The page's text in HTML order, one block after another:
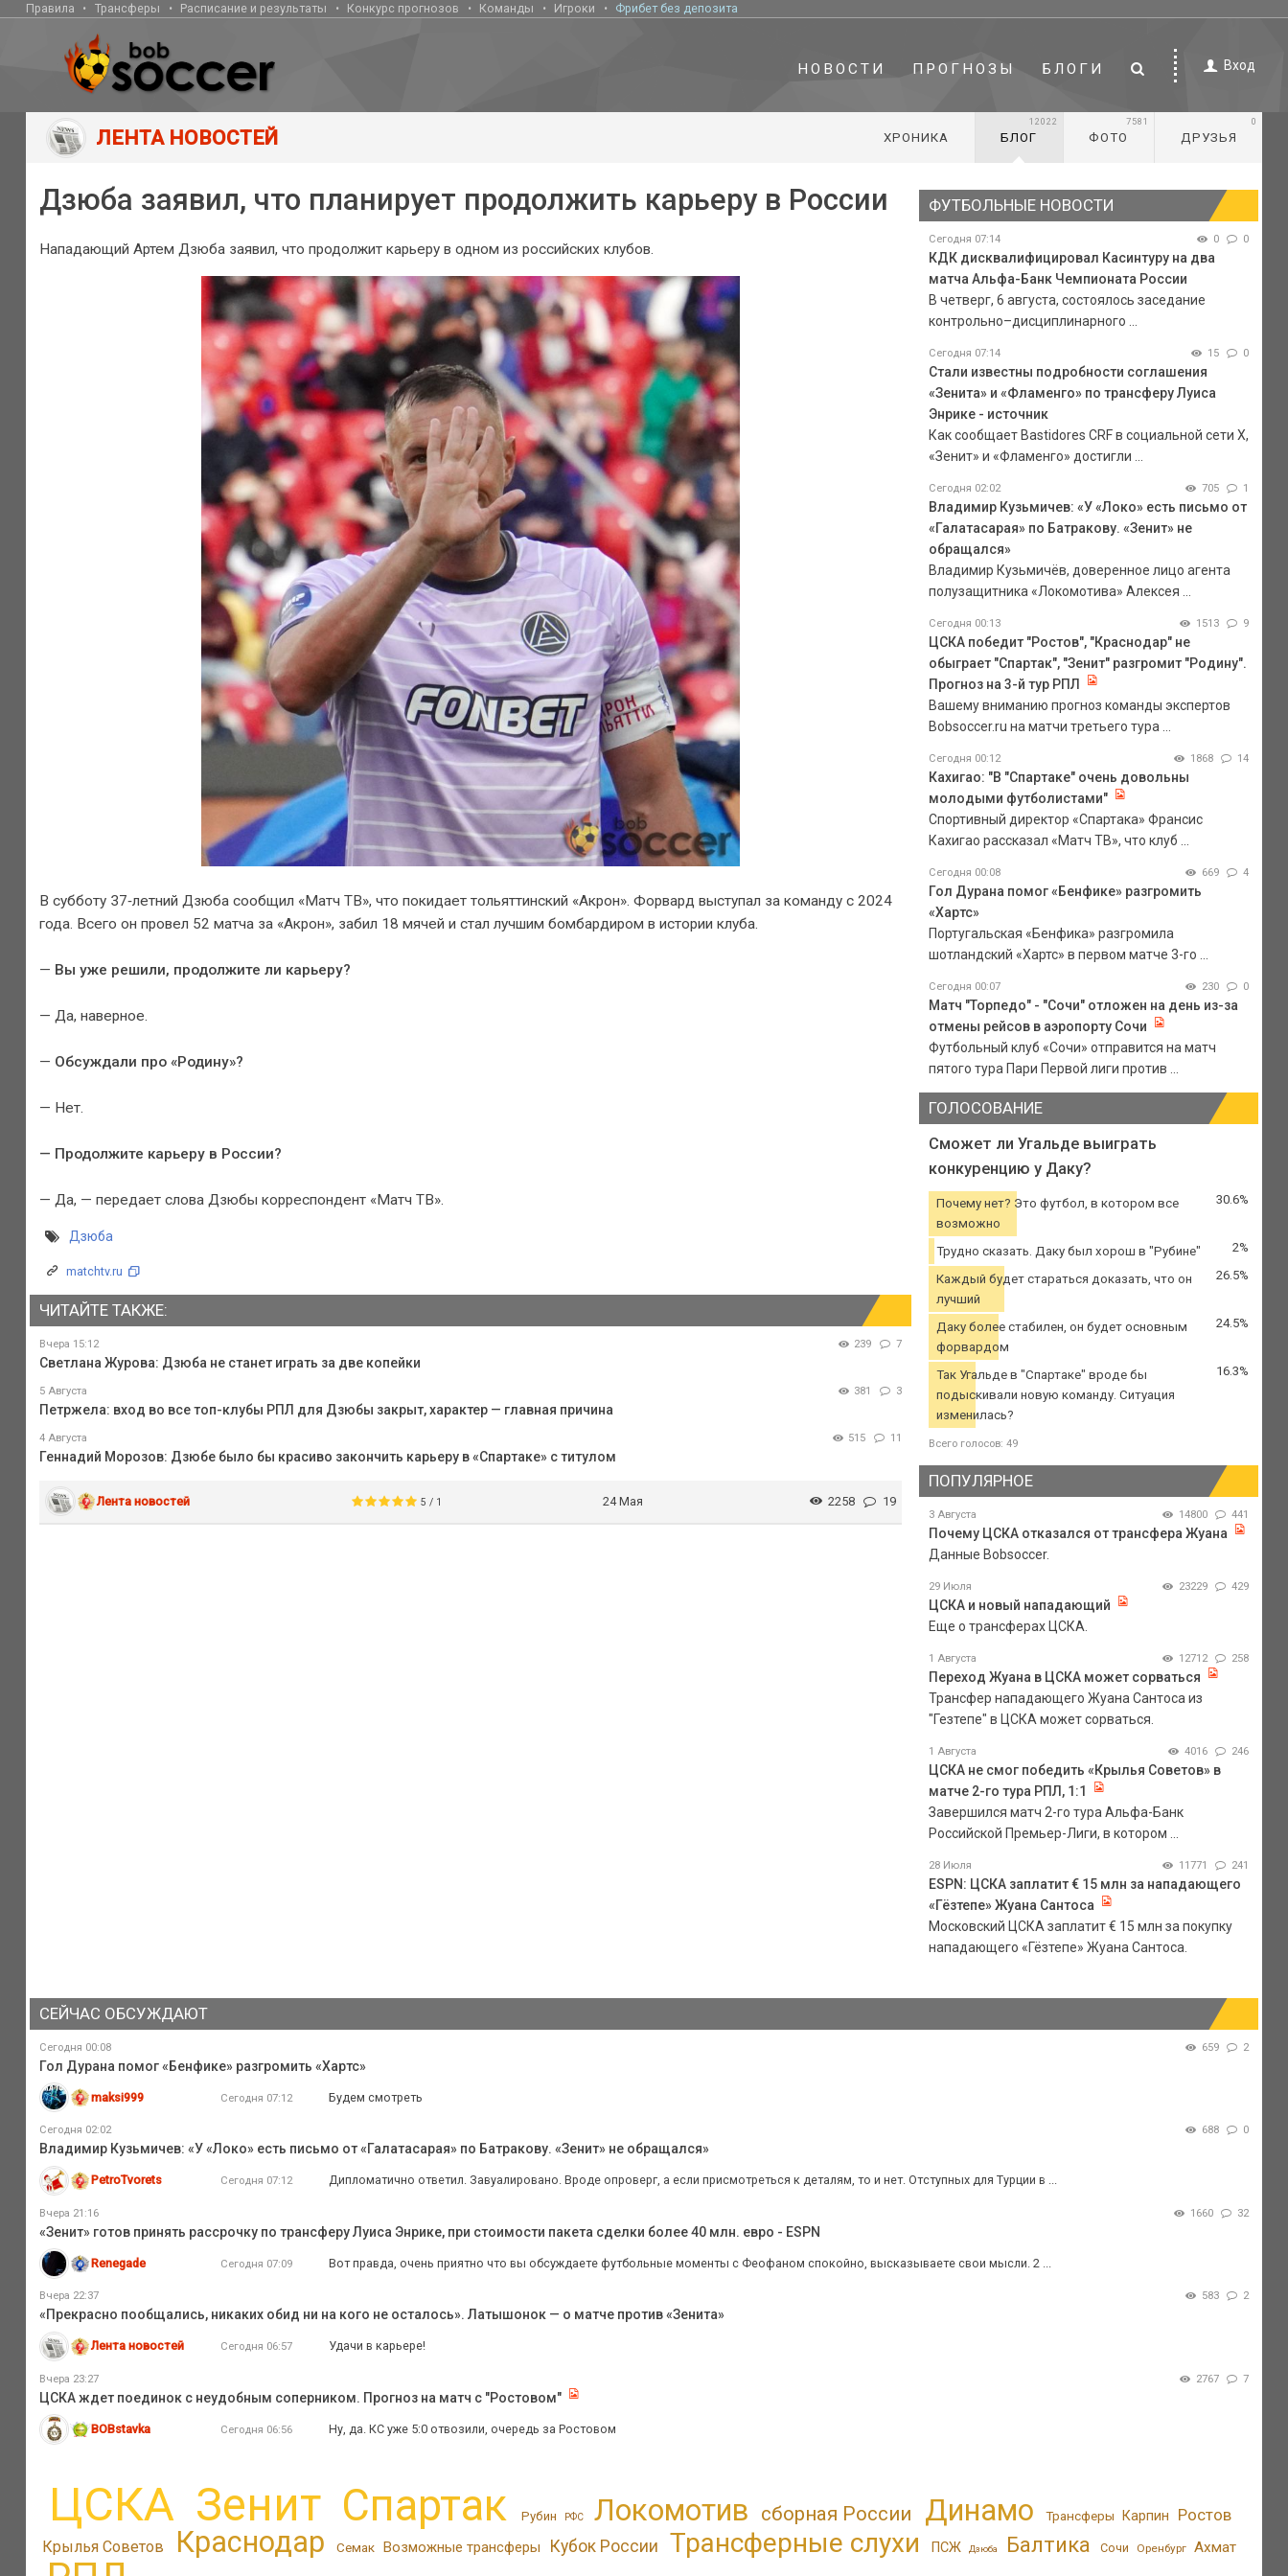
Правила Трансферы Расписание и результаты Конкурс прогнозов Команды Игроки Фрибет без депозита
НОВОСТИ ПРОГНОЗЫ БЛОГИ Вход
ЛЕНТА НОВОСТЕЙ ХРОНИКА БЛОГ
12022
ФОТО
7581
ДРУЗЬЯ
0
Дзюба заявил, что планирует продолжить карьеру в России
Нападающий Артем Дзюба заявил, что продолжит карьеру в одном из российских клубов.
В субботу 37‑летний Дзюба сообщил «Матч ТВ», что покидает тольяттинский «Акрон». Форвард выступал за команду с 2024
года. Всего он провел 52 матча за «Акрон», забил 18 мячей и стал лучшим бомбардиром в истории клуба.
— Вы уже решили, продолжите ли карьеру?
— Да, наверное.
— Обсуждали про «Родину»?
— Нет.
— Продолжите карьеру в России?
— Да, — передает слова Дзюбы корреспондент «Матч ТВ».
Дзюба
matchtv.ru
ЧИТАЙТЕ ТАКЖЕ:
Вчера 15:12 239 7
Светлана Журова: Дзюба не станет играть за две копейки
5 Августа 381 3
Петржела: вход во все топ-клубы РПЛ для Дзюбы закрыт, характер — главная причина
4 Августа 515 11
Геннадий Морозов: Дзюбе было бы красиво закончить карьеру в «Спартаке» с титулом
Лента новостей 5 / 1 24 Мая 2258 19
ФУТБОЛЬНЫЕ НОВОСТИ
Сегодня 07:14 0 0
КДК дисквалифицировал Касинтуру на два
матча Альфа-Банк Чемпионата России
В четверг, 6 августа, состоялось заседание
контрольно–дисциплинарного ...
Сегодня 07:14 15 0
Стали известны подробности соглашения
«Зенита» и «Фламенго» по трансферу Луиса
Энрике - источник
Как сообщает Bastidores CRF в социальной сети Х,
«Зенит» и «Фламенго» достигли ...
Сегодня 02:02 705 1
Владимир Кузьмичев: «У «Локо» есть письмо от
«Галатасарая» по Батракову. «Зенит» не
обращался»
Владимир Кузьмичёв, доверенное лицо агента
полузащитника «Локомотива» Алексея ...
Сегодня 00:13 1513 9
ЦСКА победит "Ростов", "Краснодар" не
обыграет "Спартак", "Зенит" разгромит "Родину".
Прогноз на 3-й тур РПЛ
Вашему вниманию прогноз команды экспертов
Bobsoccer.ru на матчи третьего тура ...
Сегодня 00:12 1868 14
Кахигао: "В "Спартаке" очень довольны
молодыми футболистами"
Спортивный директор «Спартака» Франсис
Кахигао рассказал «Матч ТВ», что клуб ...
Сегодня 00:08 669 4
Гол Дурана помог «Бенфике» разгромить
«Хартс»
Португальская «Бенфика» разгромила
шотландский «Хартс» в первом матче 3-го ...
Сегодня 00:07 230 0
Матч "Торпедо" - "Сочи" отложен на день из-за
отмены рейсов в аэропорту Сочи
Футбольный клуб «Сочи» отправится на матч
пятого тура Пари Первой лиги против ...
ГОЛОСОВАНИЕ
Сможет ли Угальде выиграть
конкуренцию у Даку?
Почему нет? Это футбол, в котором все
возможно
30.6%
Трудно сказать. Даку был хорош в "Рубине" 2%
Каждый будет стараться доказать, что он
лучший
26.5%
Даку более стабилен, он будет основным
форвардом
24.5%
Так Угальде в "Спартаке" вроде бы
подыскивали новую команду. Ситуация
изменилась?
16.3%
Всего голосов: 49
ПОПУЛЯРНОЕ
3 Августа 14800 441
Почему ЦСКА отказался от трансфера Жуана
Данные Bobsoccer.
29 Июля 23229 429
ЦСКА и новый нападающий
Еще о трансферах ЦСКА.
1 Августа 12712 258
Переход Жуана в ЦСКА может сорваться
Трансфер нападающего Жуана Сантоса из
"Гезтепе" в ЦСКА может сорваться.
1 Августа 4016 246
ЦСКА не смог победить «Крылья Советов» в
матче 2-го тура РПЛ, 1:1
Завершился матч 2-го тура Альфа-Банк
Российской Премьер-Лиги, в котором ...
28 Июля 11771 241
ESPN: ЦСКА заплатит € 15 млн за нападающего
«Гёзтепе» Жуана Сантоса
Московский ЦСКА заплатит € 15 млн за покупку
нападающего «Гёзтепе» Жуана Сантоса.
СЕЙЧАС ОБСУЖДАЮТ
Сегодня 00:08 659 2
Гол Дурана помог «Бенфике» разгромить «Хартс»
maksi999 Сегодня 07:12 Будем смотреть
Сегодня 02:02 688 0
Владимир Кузьмичев: «У «Локо» есть письмо от «Галатасарая» по Батракову. «Зенит» не обращался»
PetroTvorets Сегодня 07:12 Дипломатично ответил. Завуалировано. Вроде опроверг, а если присмотреться к деталям, то и нет. Отступных для Турции в ...
Вчера 21:16 1660 32
«Зенит» готов принять рассрочку по трансферу Луиса Энрике, при стоимости пакета сделки более 40 млн. евро - ESPN
Renegade Сегодня 07:09 Вот правда, очень приятно что вы обсуждаете футбольные моменты с Феофаном спокойно, высказываете свои мысли. 2 ...
Вчера 22:37 583 2
«Прекрасно пообщались, никаких обид ни на кого не осталось». Латышонок — о матче против «Зенита»
Лента новостей Сегодня 06:57 Удачи в карьере!
Вчера 23:27 2767 7
ЦСКА ждет поединок с неудобным соперником. Прогноз на матч с "Ростовом"
BOBstavka Сегодня 06:56 Ну, да. КС уже 5:0 отвозили, очередь за Ростовом
ЦСКА Зенит Спартак Рубин РФС Локомотив сборная России Динамо Трансферы Карпин Ростов
Крылья Советов Краснодар Семак Возможные трансферы Кубок России Трансферные слухи ПСЖ Дзюба Балтика Сочи Оренбург Ахмат